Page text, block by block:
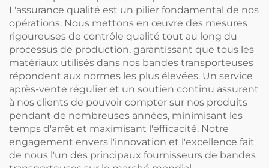
L'assurance qualité est un pilier fondamental de nos
opérations. Nous mettons en œuvre des mesures
rigoureuses de contrôle qualité tout au long du
processus de production, garantissant que tous les
matériaux utilisés dans nos bandes transporteuses
répondent aux normes les plus élevées. Un service
après-vente régulier et un soutien continu assurent
à nos clients de pouvoir compter sur nos produits
pendant de nombreuses années, minimisant les
temps d'arrêt et maximisant l'efficacité. Notre
engagement envers l'innovation et l'excellence fait
de nous l'un des principaux fournisseurs de bandes